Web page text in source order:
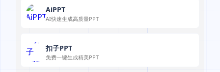
AiPPT
AI快速生成高质量PPT
扣子PPT
免费一键生成精美PPT